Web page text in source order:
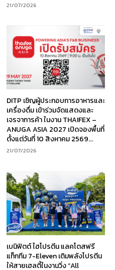
21/07/2026
DITP เชิญผู้ประกอบการอาหารและ
เครื่องดื่ม เข้าร่วมจัดแสดงและ
เจรจาการค้า ในงาน THAIFEX –
ANUGA ASIA 2027 เปิดจองพื้นที่
ตั้งแต่วันที่ 10 สิงหาคม 2569...
21/07/2026
เบนิฟิตต์ ไฮโปรตีน แลคโตสฟรี
แท็กทีม 7-Eleven เติมพลังโปรตีน
ให้สายเฮลตี้ในงานวิ่ง “All